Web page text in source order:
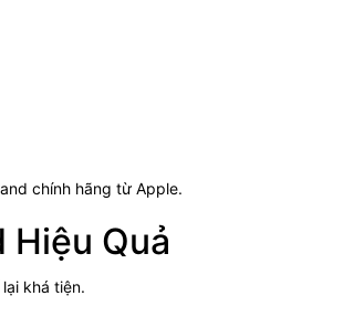
chính hãng từ Apple.
Hiệu Quả
khá tiện.